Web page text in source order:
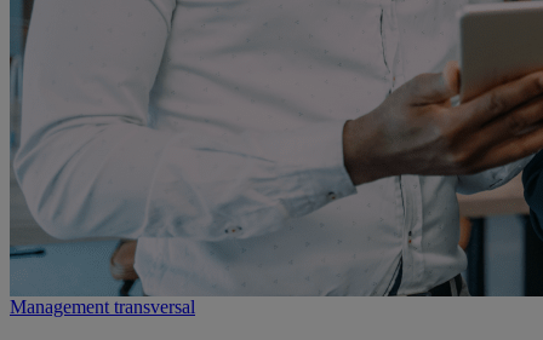
Management transversal